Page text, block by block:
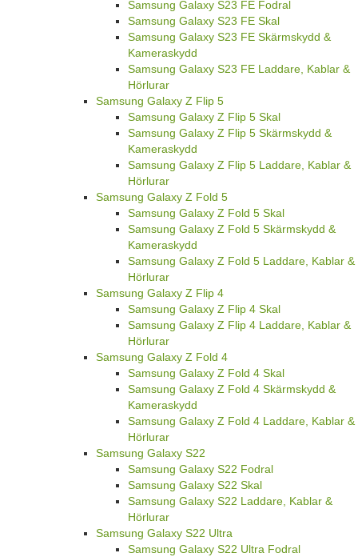
Samsung Galaxy S23 FE Fodral
Samsung Galaxy S23 FE Skal
Samsung Galaxy S23 FE Skärmskydd &
Kameraskydd
Samsung Galaxy S23 FE Laddare, Kablar &
Hörlurar
Samsung Galaxy Z Flip 5
Samsung Galaxy Z Flip 5 Skal
Samsung Galaxy Z Flip 5 Skärmskydd &
Kameraskydd
Samsung Galaxy Z Flip 5 Laddare, Kablar &
Hörlurar
Samsung Galaxy Z Fold 5
Samsung Galaxy Z Fold 5 Skal
Samsung Galaxy Z Fold 5 Skärmskydd &
Kameraskydd
Samsung Galaxy Z Fold 5 Laddare, Kablar &
Hörlurar
Samsung Galaxy Z Flip 4
Samsung Galaxy Z Flip 4 Skal
Samsung Galaxy Z Flip 4 Laddare, Kablar &
Hörlurar
Samsung Galaxy Z Fold 4
Samsung Galaxy Z Fold 4 Skal
Samsung Galaxy Z Fold 4 Skärmskydd &
Kameraskydd
Samsung Galaxy Z Fold 4 Laddare, Kablar &
Hörlurar
Samsung Galaxy S22
Samsung Galaxy S22 Fodral
Samsung Galaxy S22 Skal
Samsung Galaxy S22 Laddare, Kablar &
Hörlurar
Samsung Galaxy S22 Ultra
Samsung Galaxy S22 Ultra Fodral